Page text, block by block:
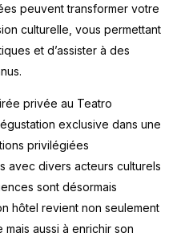
peuvent transformer votre
culturelle, vous permettant
et d’assister à des
privée au Teatro
exclusive dans une
privilégiées
avec divers acteurs culturels
sont désormais
hôtel revient non seulement
aussi à enrichir son